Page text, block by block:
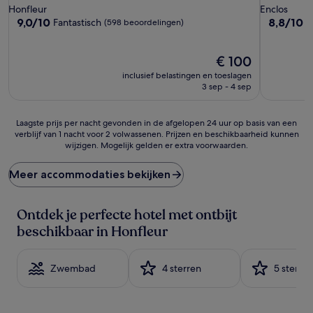
sterrenaccommodatie
Honfleur
9.0
9,0/10 Fantastisch (598 beoordelingen)
De
prijs
is
€ 100
inclusief belastingen en toeslagen
3 sep - 4 sep
Enclos
8.8
8,8/10
Laagste
prijs
nacht
gevonden
in
afgelopen
24
uur
Laagste prijs per nacht gevonden in de afgelopen 24 uur op basis van een
verblijf van 1 nacht voor 2 volwassenen. Prijzen en beschikbaarheid kunnen
wijzigen. Mogelijk gelden er extra voorwaarden.
Meer accommodaties bekijken
Ontdek je perfecte hotel met ontbijt
beschikbaar in Honfleur
Zwembad 4 sterren 5 sterren